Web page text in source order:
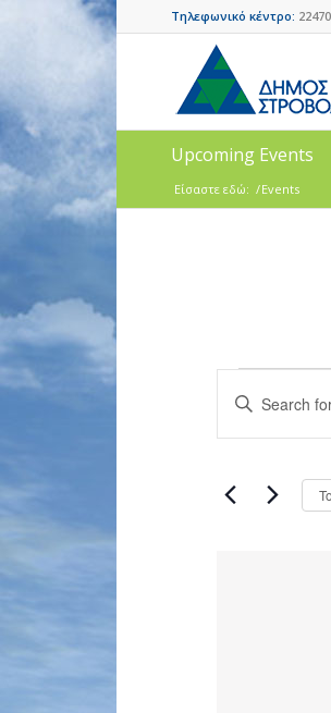
Τηλεφωνικό κέντρο:
Upcoming Events
Είσαστε εδώ: /Events
Events
Search
and
Views
Enter
Keyword.
Search
Events